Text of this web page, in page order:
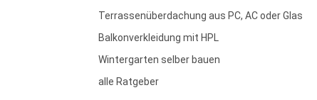
Terrassenüberdachung aus PC, AC oder Glas
Balkonverkleidung mit HPL
Wintergarten selber bauen
alle Ratgeber